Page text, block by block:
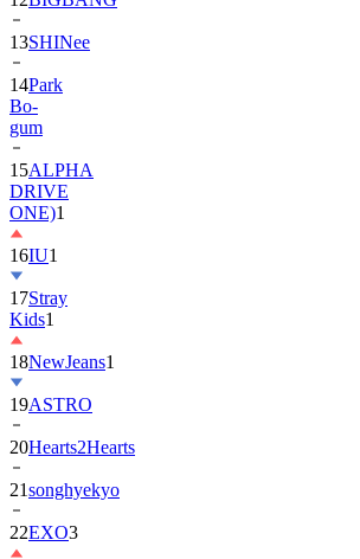
13SHINee
14Park
Bo-
gum
15ALPHA
DRIVE
ONE)1
16IU1
17Stray
Kids1
18NewJeans1
19ASTRO
20Hearts2Hearts
21songhyekyo
22EXO3